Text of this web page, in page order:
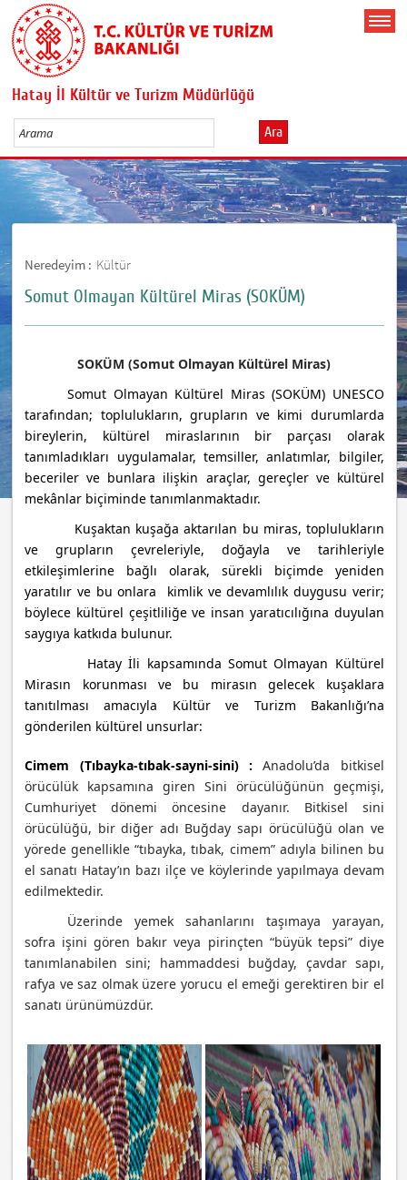
Hatay İl Kültür ve Turizm Müdürlüğü
Ara
Neredeyim : Kültür
Somut Olmayan Kültürel Miras (SOKÜM)
SOKÜM (Somut Olmayan Kültürel Miras)
Somut Olmayan Kültürel Miras (SOKÜM) UNESCO
tarafından; toplulukların, grupların ve kimi durumlarda
bireylerin, kültürel miraslarının bir parçası olarak
tanımladıkları uygulamalar, temsiller, anlatımlar, bilgiler,
beceriler ve bunlara ilişkin araçlar, gereçler ve kültürel
mekânlar biçiminde tanımlanmaktadır.
Kuşaktan kuşağa aktarılan bu miras, toplulukların
ve grupların çevreleriyle, doğayla ve tarihleriyle
etkileşimlerine bağlı olarak, sürekli biçimde yeniden
yaratılır ve bu onlara kimlik ve devamlılık duygusu verir;
böylece kültürel çeşitliliğe ve insan yaratıcılığına duyulan
saygıya katkıda bulunur.
Hatay İli kapsamında Somut Olmayan Kültürel
Mirasın korunması ve bu mirasın gelecek kuşaklara
tanıtılması amacıyla Kültür ve Turizm Bakanlığı’na
gönderilen kültürel unsurlar:
Cimem (Tıbayka-tıbak-sayni-sini) :Anadolu’da bitkisel
örücülük kapsamına giren Sini örücülüğünün geçmişi,
Cumhuriyet dönemi öncesine dayanır. Bitkisel sini
örücülüğü, bir diğer adı Buğday sapı örücülüğü olan ve
yörede genellikle “tıbayka, tıbak, cimem” adıyla bilinen bu
el sanatı Hatay’ın bazı ilçe ve köylerinde yapılmaya devam
edilmektedir.
Üzerinde yemek sahanlarını taşımaya yarayan,
sofra işini gören bakır veya pirinçten “büyük tepsi” diye
tanımlanabilen sini; hammaddesi buğday, çavdar sapı,
rafya ve saz olmak üzere yorucu el emeği gerektiren bir el
sanatı ürünümüzdür.